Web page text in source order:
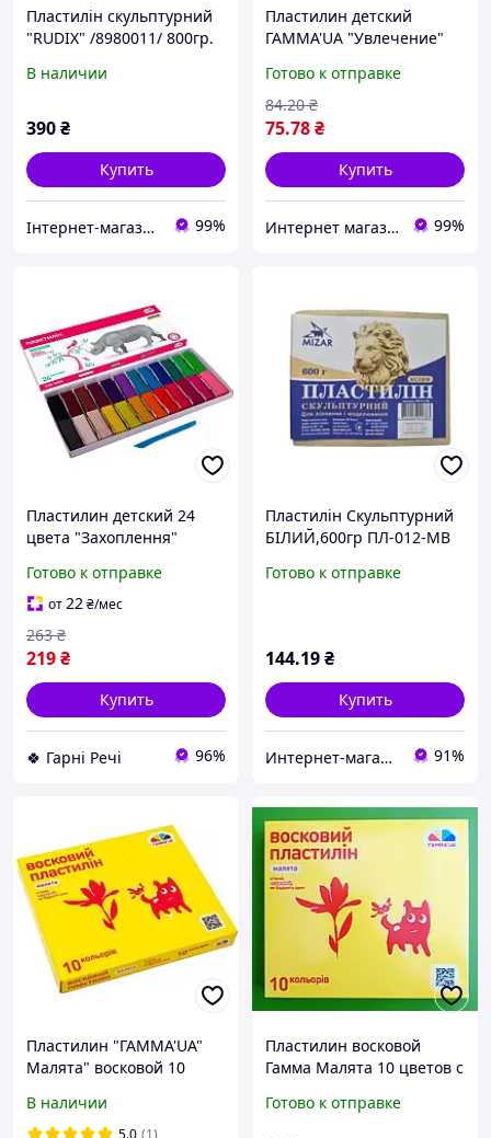
Пластилін скульптурний
"RUDIX" /8980011/ 800гр.
В наличии
390₴
Купить
Інтернет-магазин kanctovarividnataly 99%
Пластилин детский
ГАММА'UA "Увлечение"
200310
Готово к отправке
75.78₴
84.20 ₴
Купить
Интернет магазин ТерЛайн 99%
Пластилин детский 24
цвета "Захоплення"
Готово к отправке
от22₴/мес
219₴
263 ₴
Купить
🍀 Гарні Речі 96%
Пластилін Скульптурний
БІЛИЙ,600гр ПЛ-012-МВ
Готово к отправке
144.19₴
Купить
Интернет-магазин Хеппи Маркет 91%
Пластилин "ГАММА'UA"
Малята" восковой 10
гр--PL73
В наличии
Пластилин восковой
Гамма Малята 10 цветов с
Готово к отправке